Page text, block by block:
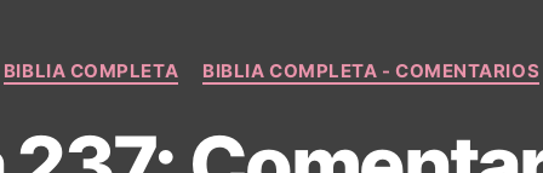
Categories
BIBLIA COMPLETA BIBLIA COMPLETA - COMENTARIOS